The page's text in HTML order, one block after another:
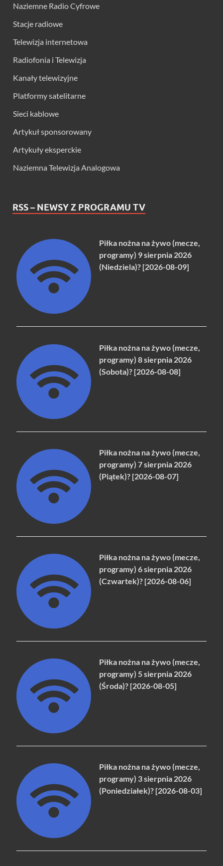
Naziemne Radio Cyfrowe
Stacje radiowe
Telewizja internetowa
Radiofonia i Telewizja
Kanały telewizyjne
Platformy satelitarne
Sieci kablowe
Artykuł sponsorowany
Artykuły eksperckie
Naziemna Telewizja Analogowa
RSS – NEWSY Z PROGRAMU TV
Piłka nożna na żywo (mecze,
programy) 9 sierpnia 2026
(Niedziela)? [2026-08-09]
Piłka nożna na żywo (mecze,
programy) 8 sierpnia 2026
(Sobota)? [2026-08-08]
Piłka nożna na żywo (mecze,
programy) 7 sierpnia 2026
(Piątek)? [2026-08-07]
Piłka nożna na żywo (mecze,
programy) 6 sierpnia 2026
(Czwartek)? [2026-08-06]
Piłka nożna na żywo (mecze,
programy) 5 sierpnia 2026
(Środa)? [2026-08-05]
Piłka nożna na żywo (mecze,
programy) 3 sierpnia 2026
(Poniedziałek)? [2026-08-03]